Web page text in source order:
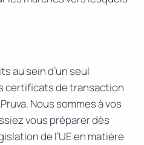
au sein d’un seul
certificats de transaction
Nous sommes à vos
vous préparer dès
de l’UE en matière